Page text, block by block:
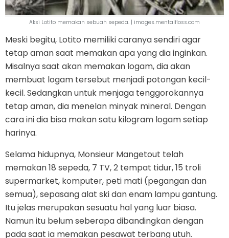
Aksi Lotito memakan sebuah sepeda. | images.mentalfloss.com
Meski begitu, Lotito memiliki caranya sendiri agar
tetap aman saat memakan apa yang dia inginkan.
Misalnya saat akan memakan logam, dia akan
membuat logam tersebut menjadi potongan kecil-
kecil. Sedangkan untuk menjaga tenggorokannya
tetap aman, dia menelan minyak mineral. Dengan
cara ini dia bisa makan satu kilogram logam setiap
harinya.
Selama hidupnya, Monsieur Mangetout telah
memakan 18 sepeda, 7 TV, 2 tempat tidur, 15 troli
supermarket, komputer, peti mati (pegangan dan
semua), sepasang alat ski dan enam lampu gantung.
Itu jelas merupakan sesuatu hal yang luar biasa.
Namun itu belum seberapa dibandingkan dengan
pada saat ia memakan pesawat terbang utuh.